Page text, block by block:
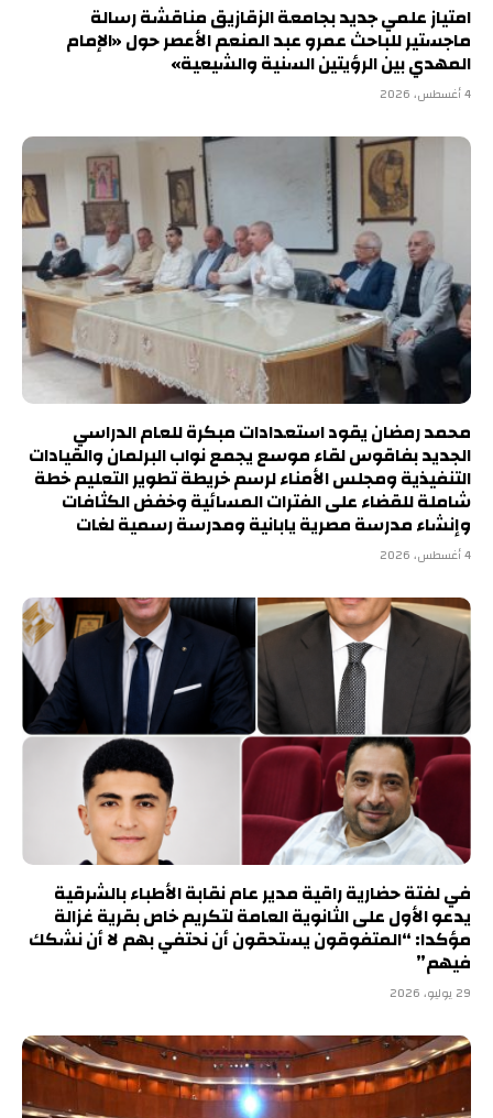
امتياز علمي جديد بجامعة الزقازيق مناقشة رسالة
ماجستير للباحث عمرو عبد المنعم الأعصر حول «الإمام
المهدي بين الرؤيتين السنية والشيعية»
4 أغسطس، 2026
محمد رمضان يقود استعدادات مبكرة للعام الدراسي
الجديد بفاقوس لقاء موسع يجمع نواب البرلمان والقيادات
التنفيذية ومجلس الأمناء لرسم خريطة تطوير التعليم خطة
شاملة للقضاء على الفترات المسائية وخفض الكثافات
وإنشاء مدرسة مصرية يابانية ومدرسة رسمية لغات
4 أغسطس، 2026
في لفتة حضارية راقية مدير عام نقابة الأطباء بالشرقية
يدعو الأول على الثانوية العامة لتكريم خاص بقرية غزالة
مؤكدا: “المتفوقون يستحقون أن نحتفي بهم لا أن نشكك
فيهم”
29 يوليو، 2026